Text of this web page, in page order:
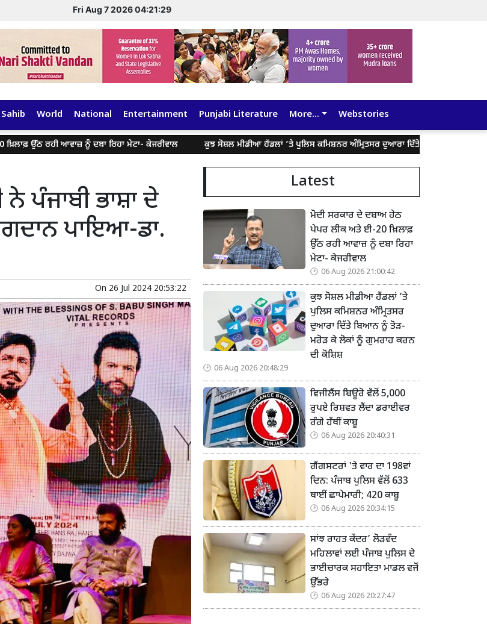
Fri Aug 7 2026 04:21:30
World National Entertainment Punjabi Literature More... Webstories
ਰਹੀ ਆਵਾਜ਼ ਨੂੰ ਦਬਾ ਰਿਹਾ ਮੇਟਾ- ਕੇਜਰੀਵਾਲ ਕੁਝ ਸੋਸ਼ਲ ਮੀਡੀਆ ਹੈਂਡਲਾਂ ’ਤੇ ਪੁਲਿਸ ਕਮਿਸ਼ਨਰ ਅੰਮ੍ਰਿਤਸਰ ਦੁਆਰਾ ਦਿੱਤੇ ਬਿਆਨ ਨੂੰ ਤੋੜ-ਮਰੋੜ ਕੇ ਲੋਕਾਂ ਨੂੰ
ਪੰਜਾਬੀ ਭਾਸ਼ਾ ਦੇ
ਪਾਇਆ-ਡਾ.
On 26 Jul 2024 20:53:22
Latest
ਮੋਦੀ ਸਰਕਾਰ ਦੇ ਦਬਾਅ ਹੇਠ
ਪੇਪਰ ਲੀਕ ਅਤੇ ਈ-20 ਖ਼ਿਲਾਫ਼
ਉੱਠ ਰਹੀ ਆਵਾਜ਼ ਨੂੰ ਦਬਾ ਰਿਹਾ
ਮੇਟਾ- ਕੇਜਰੀਵਾਲ
06 Aug 2026 21:00:42
ਕੁਝ ਸੋਸ਼ਲ ਮੀਡੀਆ ਹੈਂਡਲਾਂ ’ਤੇ
ਪੁਲਿਸ ਕਮਿਸ਼ਨਰ ਅੰਮ੍ਰਿਤਸਰ
ਦੁਆਰਾ ਦਿੱਤੇ ਬਿਆਨ ਨੂੰ ਤੋੜ-
ਮਰੋੜ ਕੇ ਲੋਕਾਂ ਨੂੰ ਗੁਮਰਾਹ ਕਰਨ
ਦੀ ਕੋਸ਼ਿਸ਼
06 Aug 2026 20:48:29
ਵਿਜੀਲੈਂਸ ਬਿਊਰੋ ਵੱਲੋਂ 5,000
ਰੁਪਏ ਰਿਸ਼ਵਤ ਲੈਂਦਾ ਡਰਾਈਵਰ
ਰੰਗੇ ਹੱਥੀਂ ਕਾਬੂ
06 Aug 2026 20:40:31
ਗੈਂਗਸਟਰਾਂ 'ਤੇ ਵਾਰ ਦਾ 198ਵਾਂ
ਦਿਨ: ਪੰਜਾਬ ਪੁਲਿਸ ਵੱਲੋਂ 633
ਥਾਈਂ ਛਾਪੇਮਾਰੀ; 420 ਕਾਬੂ
06 Aug 2026 20:34:15
ਸਾਂਝ ਰਾਹਤ ਕੇਂਦਰ’ ਲੋੜਵੰਦ
ਮਹਿਲਾਵਾਂ ਲਈ ਪੰਜਾਬ ਪੁਲਿਸ ਦੇ
ਭਾਈਚਾਰਕ ਸਹਾਇਤਾ ਮਾਡਲ ਵਜੋਂ
ਉੱਭਰੇ
06 Aug 2026 20:27:47